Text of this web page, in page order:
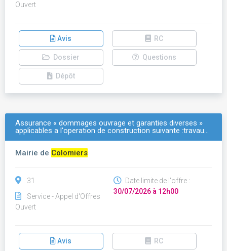
Ouvert
Avis RC
Dossier Questions
Dépôt
Assurance « dommages ouvrage et garanties diverses »
applicables a l'operation de construction suivante :travau…
Mairie de Colomiers
31
Service - Appel d'Offres
Ouvert
Date limite de l'offre :
30/07/2026 à 12h00
Avis RC